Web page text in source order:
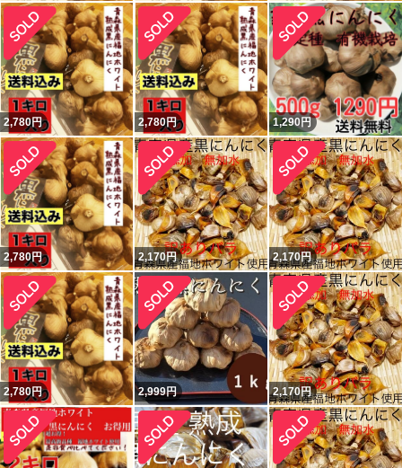
2,780円 2,780円 1,290円
2,780円 2,170円 2,170円
2,780円 2,999円 2,170円